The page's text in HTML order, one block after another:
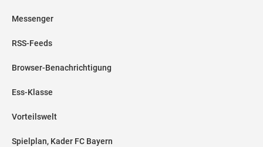
Messenger
RSS-Feeds
Browser-Benachrichtigung
Ess-Klasse
Vorteilswelt
Spielplan, Kader FC Bayern